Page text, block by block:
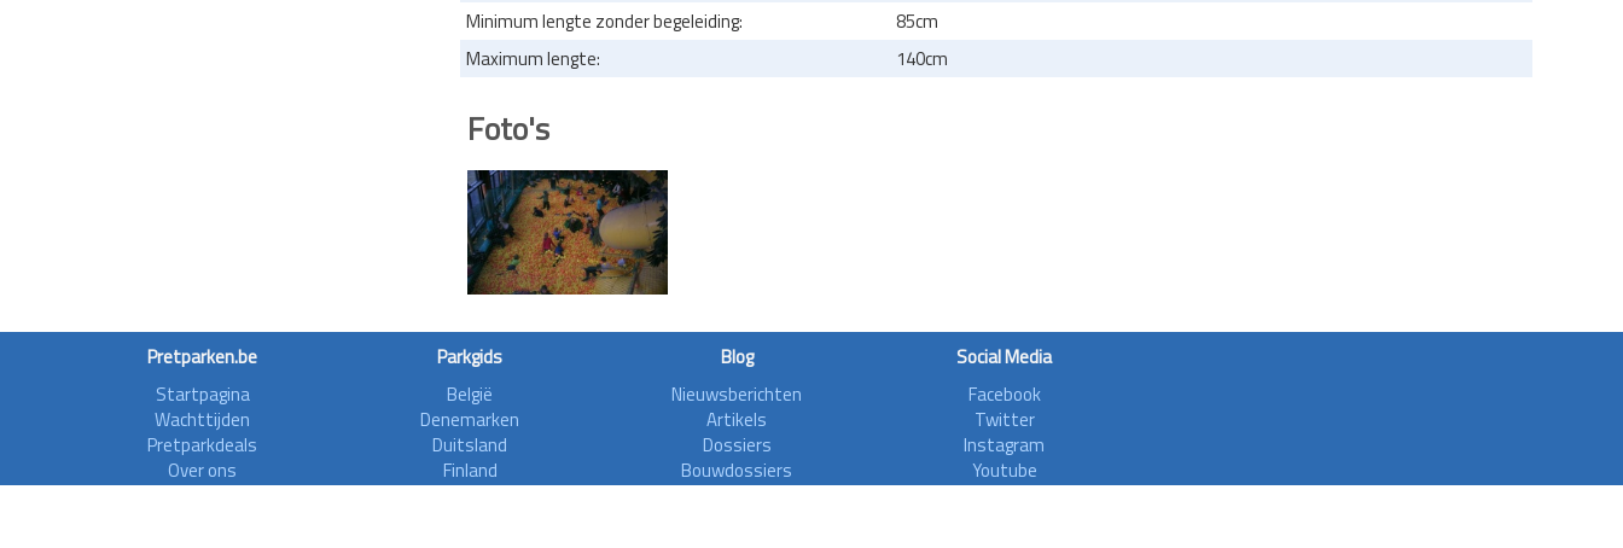
Minimum lengte zonder begeleiding:
85cm
Maximum lengte:
140cm
Foto's
Pretparken.be
Startpagina
Wachttijden
Pretparkdeals
Over ons
Parkgids
België
Denemarken
Duitsland
Finland
Blog
Nieuwsberichten
Artikels
Dossiers
Bouwdossiers
Social Media
Facebook
Twitter
Instagram
Youtube